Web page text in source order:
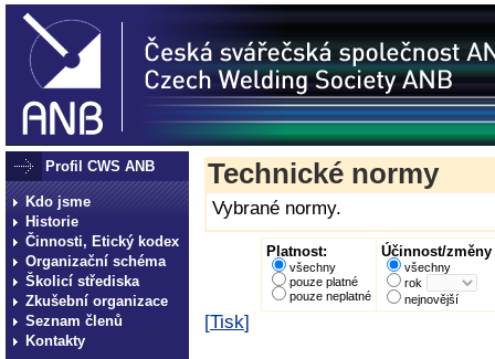
Profil CWS ANB
Kdo jsme
Historie
Činnosti, Etický kodex
Organizační schéma
Školicí střediska
Zkušební organizace
Seznam členů
Kontakty
Technické normy
Vybrané normy.
Platnost:
všechny
pouze platné
pouze neplatné
Účinnost/změny
všechny
rok
nejnovější
[Tisk]